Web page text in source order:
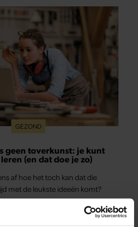
GEZOND
geen toverkunst: je kunt
(en dat doe je zo)
af hoe het toch kan dat die
met de leukste ideeën komt?
een origineel cadeau
omtovert tot een gezellige
briljant idee heeft voor een